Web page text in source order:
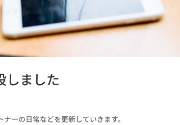
しました
ーの日常などを更新していきます。